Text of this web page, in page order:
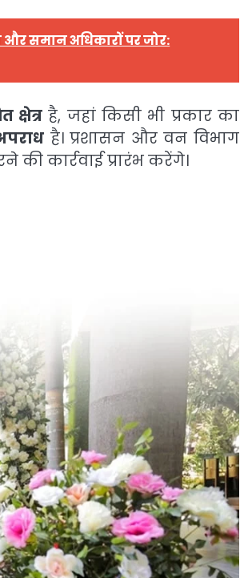
समान अधिकारों पर जोर:
क्षेत्र है, जहां किसी भी प्रकार का
है। प्रशासन और वन विभाग
की कार्रवाई प्रारंभ करेंगे।